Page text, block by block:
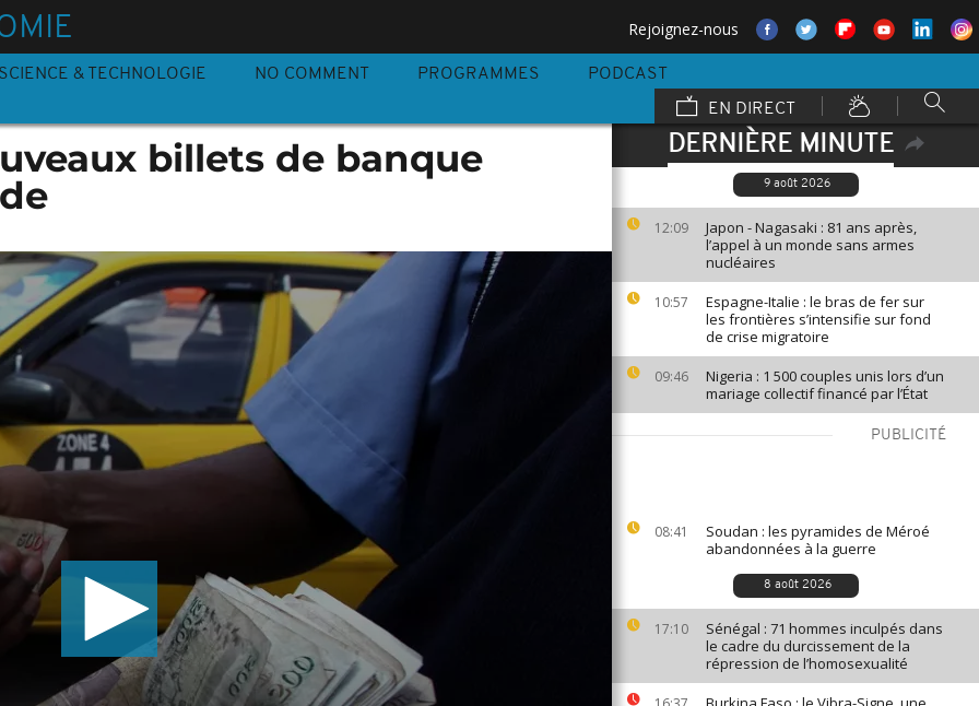
Rejoignez-nous
SCIENCE & TECHNOLOGIE NO COMMENT PROGRAMMES
PODCAST
EN DIRECT
DERNIÈRE MINUTE
9 août 2026
12:09
Japon - Nagasaki : 81 ans après,
l’appel à un monde sans armes
nucléaires
10:57
Espagne-Italie : le bras de fer sur
les frontières s’intensifie sur fond
de crise migratoire
09:46
Nigeria : 1 500 couples unis lors d’un
mariage collectif financé par l’État
PUBLICITÉ
08:41
Soudan : les pyramides de Méroé
abandonnées à la guerre
8 août 2026
17:10
Sénégal : 71 hommes inculpés dans
le cadre du durcissement de la
répression de l’homosexualité
billets de banque